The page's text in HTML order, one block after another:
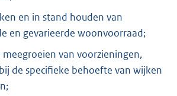
en in stand houden van
en gevarieerde woonvoorraad;
van voorzieningen,
de specifieke behoefte van wijken